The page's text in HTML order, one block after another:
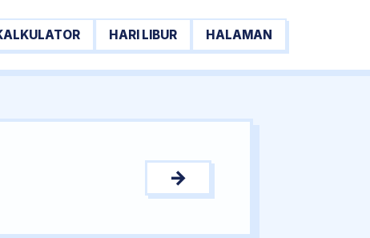
HARI LIBUR HALAMAN
→